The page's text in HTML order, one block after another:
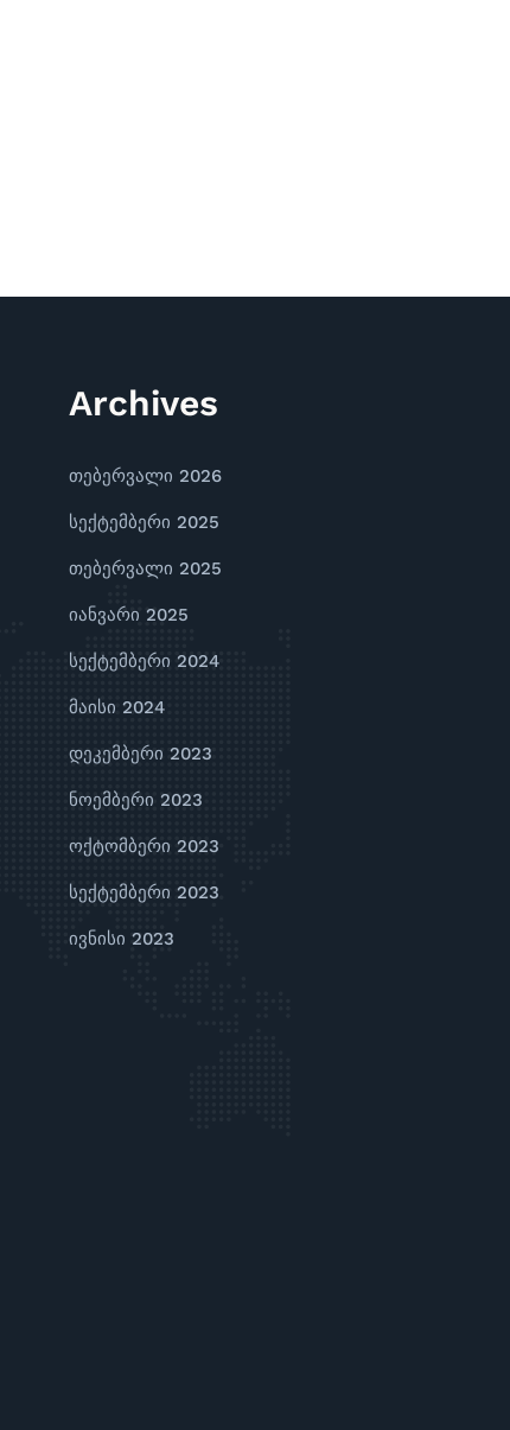
Archives
თებერვალი 2026
სექტემბერი 2025
თებერვალი 2025
იანვარი 2025
სექტემბერი 2024
მაისი 2024
დეკემბერი 2023
ნოემბერი 2023
ოქტომბერი 2023
სექტემბერი 2023
ივნისი 2023